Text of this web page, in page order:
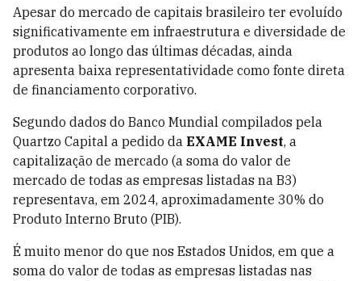
Apesar do mercado de capitais brasileiro ter evoluído
significativamente em infraestrutura e diversidade de
produtos ao longo das últimas décadas, ainda
apresenta baixa representatividade como fonte direta
de financiamento corporativo.
Segundo dados do Banco Mundial compilados pela
Quartzo Capital a pedido da EXAME Invest, a
capitalização de mercado (a soma do valor de
mercado de todas as empresas listadas na B3)
representava, em 2024, aproximadamente 30% do
Produto Interno Bruto (PIB).
É muito menor do que nos Estados Unidos, em que a
soma do valor de todas as empresas listadas nas